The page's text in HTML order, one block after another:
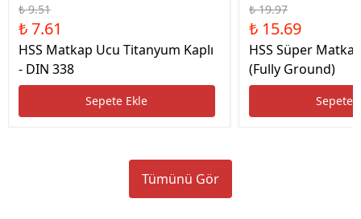
₺ 9.51
₺ 7.61
HSS Matkap Ucu Titanyum Kaplı
- DIN 338
Sepete Ekle
₺ 19.97
₺ 15.69
HSS Süper
(Fully Ground)
Sepete
Tümünü Gör